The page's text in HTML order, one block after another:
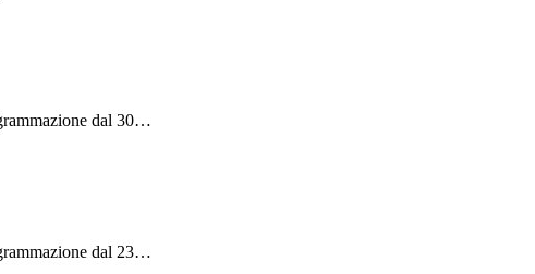
dal 30…
dal 23…